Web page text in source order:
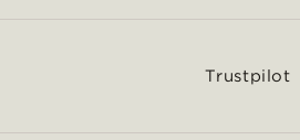
Trustpilot